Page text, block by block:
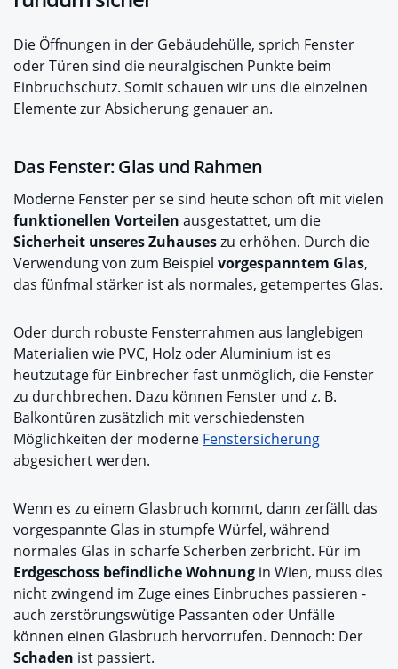
Die Öffnungen in der Gebäudehülle, sprich Fenster
oder Türen sind die neuralgischen Punkte beim
Einbruchschutz. Somit schauen wir uns die einzelnen
Elemente zur Absicherung genauer an.
Das Fenster: Glas und Rahmen
Moderne Fenster per se sind heute schon oft mit vielen
funktionellen Vorteilen ausgestattet, um die
Sicherheit unseres Zuhauseszu erhöhen. Durch die
Verwendung von zum Beispiel vorgespanntem Glas,
das fünfmal stärker ist als normales, getempertes Glas.
Oder durch robuste Fensterrahmen aus langlebigen
Materialien wie PVC, Holz oder Aluminium ist es
heutzutage für Einbrecher fast unmöglich, die Fenster
zu durchbrechen. Dazu können Fenster und z. B.
Balkontüren zusätzlich mit verschiedensten
Möglichkeiten der moderne Fenstersicherung
abgesichert werden.
Wenn es zu einem Glasbruch kommt, dann zerfällt das
vorgespannte Glas in stumpfe Würfel, während
normales Glas in scharfe Scherben zerbricht. Für im
Erdgeschoss befindliche Wohnung in Wien, muss dies
nicht zwingend im Zuge eines Einbruches passieren -
auch zerstörungswütige Passanten oder Unfälle
können einen Glasbruch hervorrufen. Dennoch: Der
Schaden ist passiert.